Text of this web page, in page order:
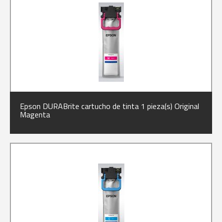
Epson DURABrite cartucho de tinta 1 pieza(s) Original
Magenta